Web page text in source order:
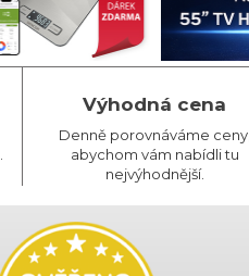
Výhodná cena
Denně porovnáváme ceny,
abychom vám nabídli tu
nejvýhodnější.